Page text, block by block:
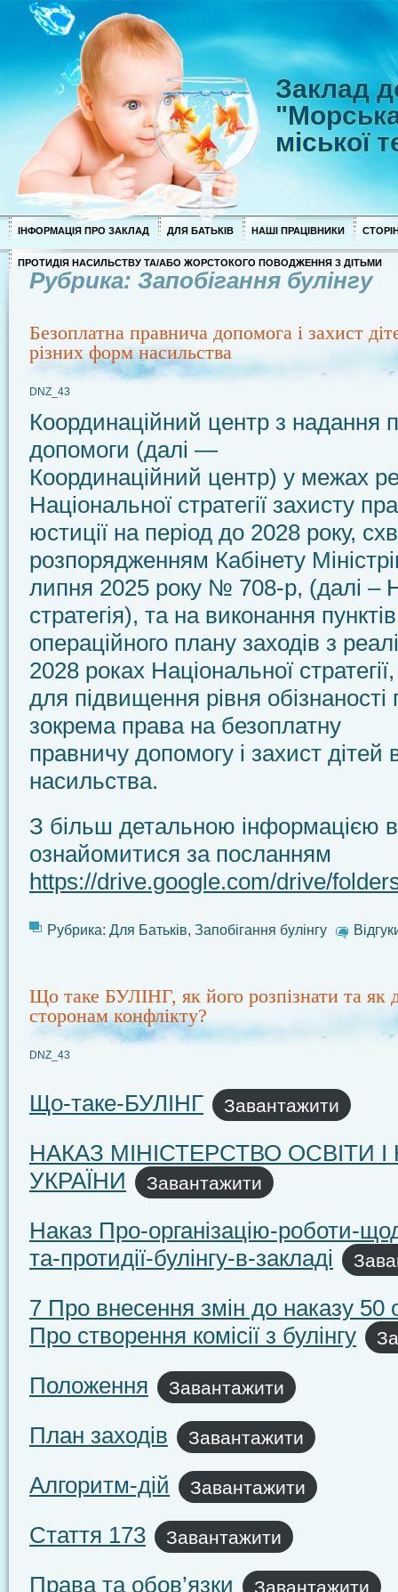
Заклад
міської
ІНФОРМАЦІЯ ПРО ЗАКЛАД ДЛЯ БАТЬКІВ НАШІ ПРАЦІВНИКИ
ПРОТИДІЯ НАСИЛЬСТВУ ТА/АБО ЖОРСТОКОГО ПОВОДЖЕННЯ З ДІТЬМИ
Рубрика: Запобігання булінгу
Безоплатна правнича допомога і захист
різних форм насильства
DNZ_43
Координаційний центр з надання
допомоги (далі —
Координаційний центр) у межах
Національної стратегії захисту
юстиції на період до 2028 року,
розпорядженням Кабінету
липня 2025 року № 708-р, (далі –
стратегія), та на виконання
операційного плану заходів з
2028 роках Національної
для підвищення рівня обізнаності
зокрема права на безоплатну
правничу допомогу і захист дітей
насильства.
З більш детальною інформацією
ознайомитися за посланням
https://drive.google.com/drive/
Рубрика: Для Батьків, Запобігання булінгу
Що таке БУЛІНГ, як його розпізнати та як
сторонам конфлікту?
DNZ_43
Що-таке-БУЛІНГ Завантажити
НАКАЗ МІНІСТЕРСТВО ОСВІТИ
УКРАЇНИ
Завантажити
Наказ Про-організацію-роботи-
та-протидії-булінгу-в-закладі
7 Про внесення змін до наказу 50
Про створення комісії з булінгу
Положення Завантажити
План заходів Завантажити
Алгоритм-дій Завантажити
Стаття 173 Завантажити
Права та обов’язки Завантажити